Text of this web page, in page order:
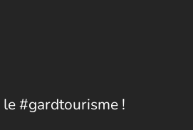
#gardtourisme !